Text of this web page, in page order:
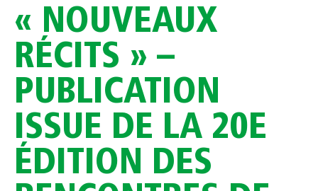
« NOUVEAUX
RÉCITS » –
PUBLICATION
ISSUE DE LA 20E
ÉDITION DES